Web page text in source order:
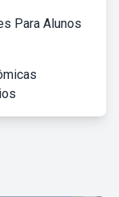
Para Alunos